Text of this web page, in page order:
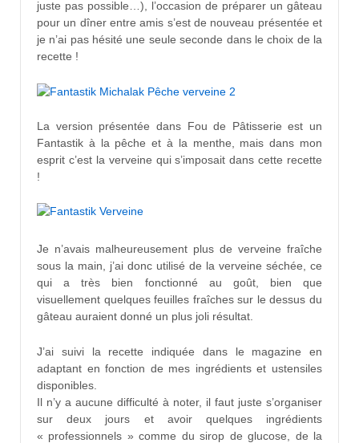
juste pas possible…), l’occasion de préparer un gâteau
pour un dîner entre amis s’est de nouveau présentée et
je n’ai pas hésité une seule seconde dans le choix de la
recette !
La version présentée dans Fou de Pâtisserie est un
Fantastik à la pêche et à la menthe, mais dans mon
esprit c’est la verveine qui s’imposait dans cette recette
!
Je n’avais malheureusement plus de verveine fraîche
sous la main, j’ai donc utilisé de la verveine séchée, ce
qui a très bien fonctionné au goût, bien que
visuellement quelques feuilles fraîches sur le dessus du
gâteau auraient donné un plus joli résultat.
J’ai suivi la recette indiquée dans le magazine en
adaptant en fonction de mes ingrédients et ustensiles
disponibles.
Il n’y a aucune difficulté à noter, il faut juste s’organiser
sur deux jours et avoir quelques ingrédients
« professionnels » comme du sirop de glucose, de la